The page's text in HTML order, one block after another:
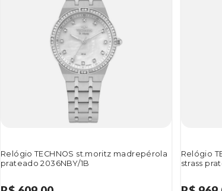
Relógio TECHNOS st.moritz madrepérola
prateado 2036NBY/1B
Relógio
strass